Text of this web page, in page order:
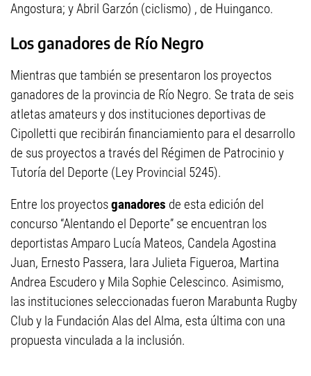
Angostura; y Abril Garzón (ciclismo) , de Huinganco.
Los ganadores de Río Negro
Mientras que también se presentaron los proyectos
ganadores de la provincia de Río Negro. Se trata de seis
atletas amateurs y dos instituciones deportivas de
Cipolletti que recibirán financiamiento para el desarrollo
de sus proyectos a través del Régimen de Patrocinio y
Tutoría del Deporte (Ley Provincial 5245).
Entre los proyectosganadores de esta edición del
concurso “Alentando el Deporte” se encuentran los
deportistas Amparo Lucía Mateos, Candela Agostina
Juan, Ernesto Passera, Iara Julieta Figueroa, Martina
Andrea Escudero y Mila Sophie Celescinco. Asimismo,
las instituciones seleccionadas fueron Marabunta Rugby
Club y la Fundación Alas del Alma, esta última con una
propuesta vinculada a la inclusión.